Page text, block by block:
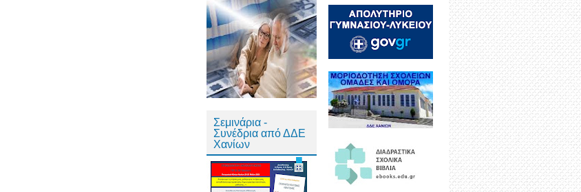
Σεμινάρια -
Συνέδρια από ΔΔΕ
Χανίων